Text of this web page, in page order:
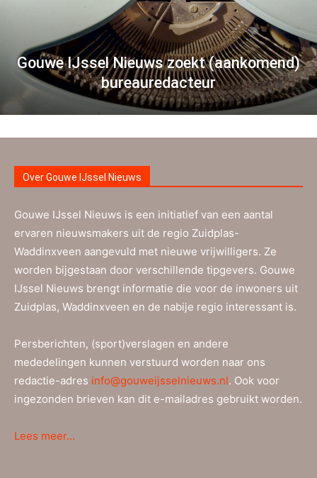
Gouwe IJssel Nieuws zoekt (aankomend)
bureauredacteur
Over Gouwe IJssel Nieuws
Gouwe IJssel Nieuws is een initiatief van een aantal
ervaren nieuwsmakers uit de regio Zuidplas-
Waddinxveen aangevuld met nieuwe vrijwilligers. Ze
worden bijgestaan door verschillende tipgevers. Gouwe
IJssel Nieuws brengt informatie die voor de inwoners uit
Zuidplas, Waddinxveen en de nabije regio interessant is.
Persberichten, (sport)verslagen en andere
mededelingen kunnen verstuurd worden naar ons
redactie-adres info@gouweijsselnieuws.nl. Ook voor
ingezonden brieven kan dit e-mailadres gebruikt worden.
Lees meer…